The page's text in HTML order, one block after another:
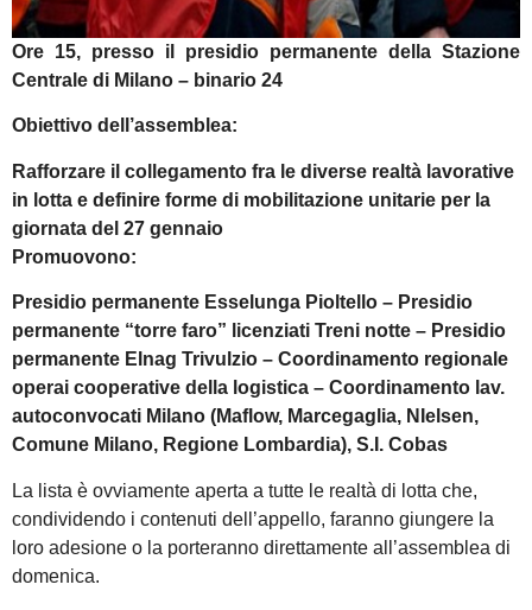
Ore 15, presso il presidio permanente della Stazione
Centrale di Milano – binario 24
Obiettivo dell’assemblea:
Rafforzare il collegamento fra le diverse realtà lavorative
in lotta e definire forme di mobilitazione unitarie per la
giornata del 27 gennaio
Promuovono:
Presidio permanente Esselunga Pioltello – Presidio
permanente “torre faro” licenziati Treni notte – Presidio
permanente Elnag Trivulzio – Coordinamento regionale
operai cooperative della logistica – Coordinamento lav.
autoconvocati Milano (Maflow, Marcegaglia, NIelsen,
Comune Milano, Regione Lombardia), S.I. Cobas
La lista è ovviamente aperta a tutte le realtà di lotta che,
condividendo i contenuti dell’appello, faranno giungere la
loro adesione o la porteranno direttamente all’assemblea di
domenica.